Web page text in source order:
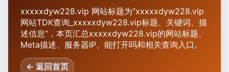
xxxxxdyw228.vip 网站标题为“xxxxxdyw228.vip
网站TDK查询_xxxxxdyw228.vip标题、关键词、描
述信息”，本页汇总xxxxxdyw228.vip的网站标题、
Meta描述、服务器IP、能打开吗和相关查询入口。
← 返回首页